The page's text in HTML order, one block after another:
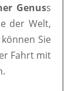
Genuss
der Welt,
Sie
Fahrt mit